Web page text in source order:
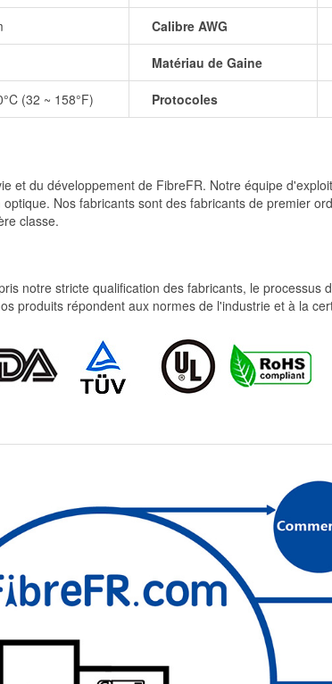
Calibre AWG
Matériau de Gaine
(32 ~ 158°F) Protocoles
et du développement de FibreFR. Notre équipe
Nos fabricants sont des fabricants de premier
classe.
notre stricte qualification des fabricants, le
produits répondent aux normes de l'industrie et à la